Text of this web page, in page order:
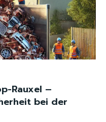
Rauxel –
bei der